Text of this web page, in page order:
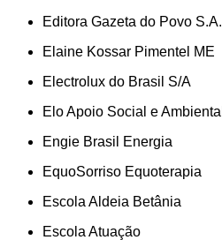
Editora Gazeta do Povo S.A.
Elaine Kossar Pimentel ME
Electrolux do Brasil S/A
Elo Apoio Social e Ambiental
Engie Brasil Energia
EquoSorriso Equoterapia
Escola Aldeia Betânia
Escola Atuação